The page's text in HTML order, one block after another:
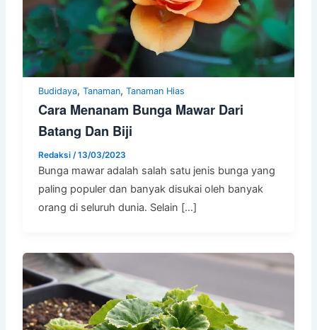
Budidaya,Tanaman,Tanaman Hias
Cara Menanam Bunga Mawar Dari
Batang Dan Biji
Redaksi/13/03/2023
Bunga mawar adalah salah satu jenis bunga yang
paling populer dan banyak disukai oleh banyak
orang di seluruh dunia. Selain […]